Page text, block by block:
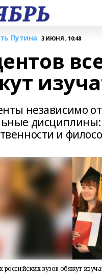
Путина 3 ИЮНЯ , 10:48
независимо
и
российских вузов обяжут